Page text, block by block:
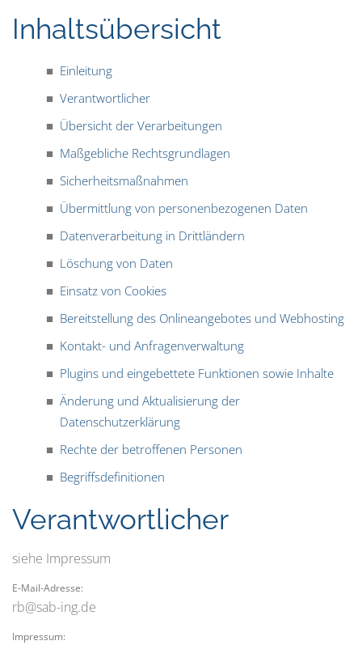
Inhaltsübersicht
Einleitung
Verantwortlicher
Übersicht der Verarbeitungen
Maßgebliche Rechtsgrundlagen
Sicherheitsmaßnahmen
Übermittlung von personenbezogenen Daten
Datenverarbeitung in Drittländern
Löschung von Daten
Einsatz von Cookies
Bereitstellung des Onlineangebotes und Webhosting
Kontakt- und Anfragenverwaltung
Plugins und eingebettete Funktionen sowie Inhalte
Änderung und Aktualisierung der
Datenschutzerklärung
Rechte der betroffenen Personen
Begriffsdefinitionen
Verantwortlicher
siehe Impressum
E-Mail-Adresse:
rb@sab-ing.de
Impressum: